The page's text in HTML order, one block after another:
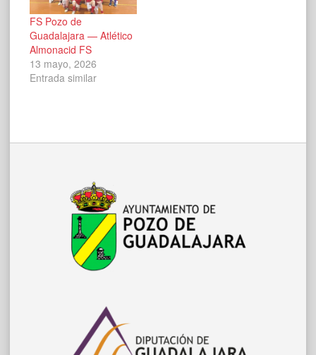
FS Pozo de
Guadalajara — Atlético
Almonacid FS
13 mayo, 2026
Entrada similar